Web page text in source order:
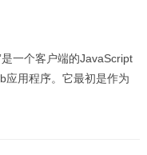
一个客户端的JavaScript
应用程序。它最初是作为